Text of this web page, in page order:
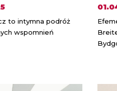
to intymna podróż
wspomnień